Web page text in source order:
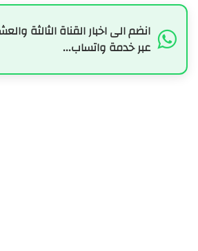
انضم الى اخبار القناة الثالثة
عبر خدمة واتساب...